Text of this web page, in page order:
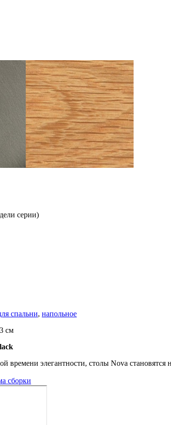
серии)
спальни, напольное
см
времени элегантности, столы Nova
сборки